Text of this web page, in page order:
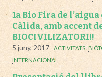
1a Bio Fira de
Càlida, amb accent
BIOCIVILIZATORI!!
5 juny, 2017 ACTIVITATS
INTERNACIONAL